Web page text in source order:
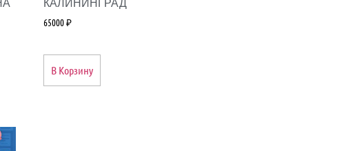
КАЛИНИНГРАД
65000₽
В Корзину